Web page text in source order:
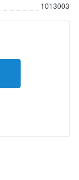
1013003